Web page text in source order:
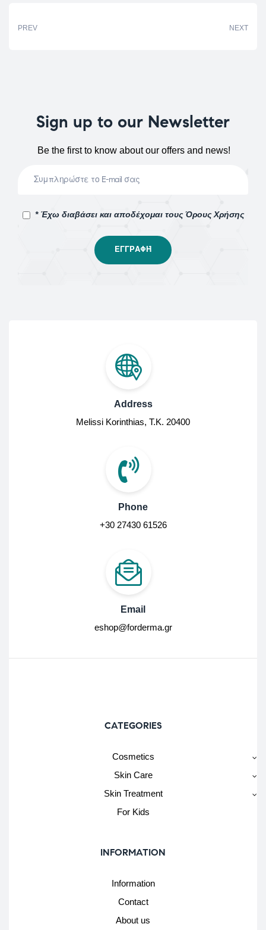
PREV NEXT
Sign up to our Newsletter
Be the first to know about our offers and news!
* Έχω διαβάσει και αποδέχομαι τους Όρους Χρήσης
Address
Melissi Korinthias, Τ.Κ. 20400
Phone
+30 27430 61526
Email
eshop@forderma.gr
CATEGORIES
Cosmetics
Skin Care
Skin Treatment
For Kids
INFORMATION
Information
Contact
About us